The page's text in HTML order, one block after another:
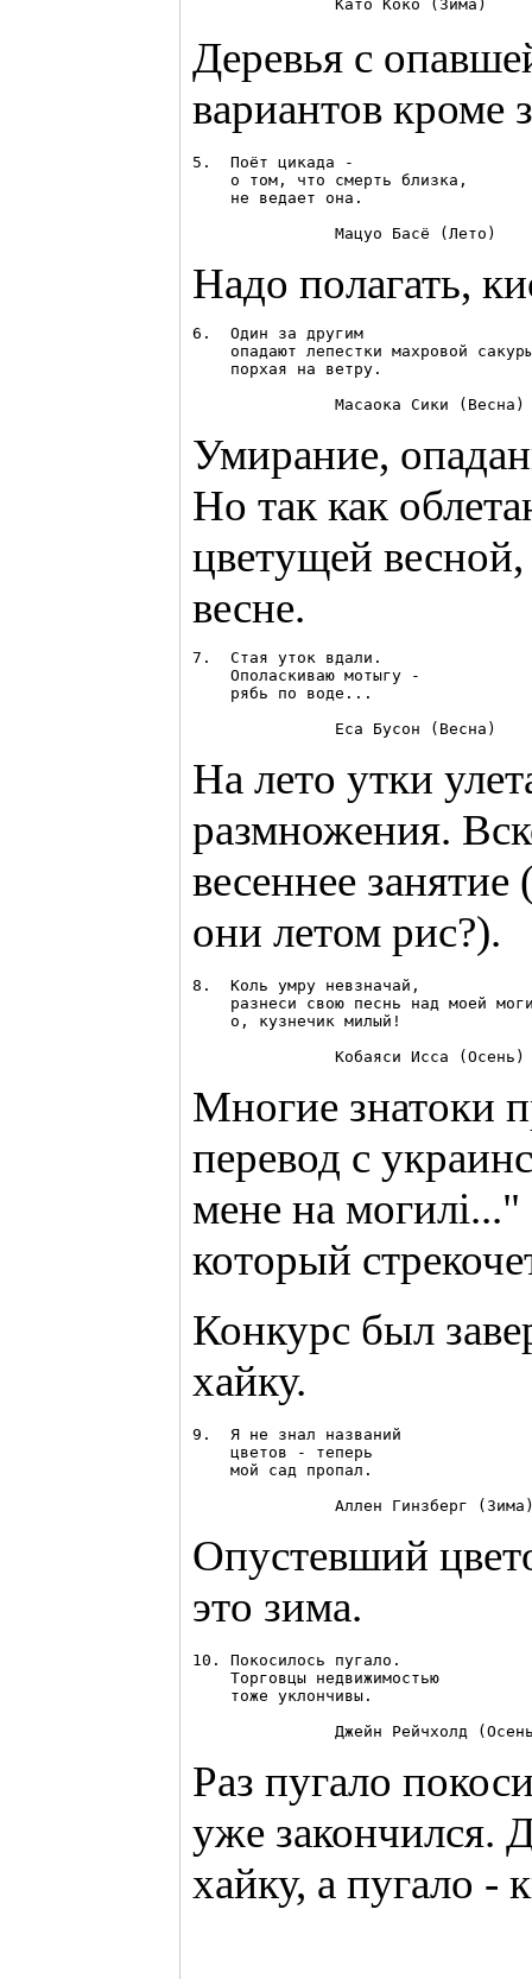
Деревья с
вариантов кроме
5.  Поёт цикада -
    о том, что смерть близка,
    не ведает она.
Надо полагать,
6.  Один за другим
опадают лепестки махровой
    порхая на ветру.
Умирание,
Но так как
цветущей
весне.
7.  Стая уток вдали.
    Ополаскиваю мотыгу -
    рябь по воде...
На лето утки
размножения.
весеннее
они летом рис?).
8.  Коль умру невзначай,
разнеси свою песнь над моей
    о, кузнечик милый!
Многие знатоки
перевод с
мене на могилi..."
который
Конкурс был
хайку.
9.  Я не знал названий
    цветов - теперь
    мой сад пропал.
Опустевший
это зима.
10. Покосилось пугало.
    Торговцы недвижимостью
    тоже уклончивы.
Раз пугало
уже закончился.
хайку, а пугало -